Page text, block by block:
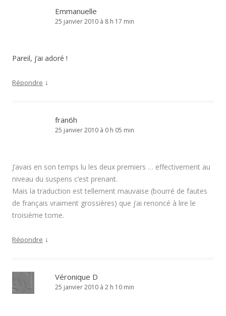
Emmanuelle
25 janvier 2010 à 8 h 17 min
Pareil, j’ai adoré !
Répondre ↓
fran6h
25 janvier 2010 à 0 h 05 min
J’avais en son temps lu les deux premiers … effectivement au
niveau du suspens c’est prenant.
Mais la traduction est tellement mauvaise (bourré de fautes
de français vraiment grossières) que j’ai renoncé à lire le
troisième tome.
Répondre ↓
Véronique D
25 janvier 2010 à 2 h 10 min